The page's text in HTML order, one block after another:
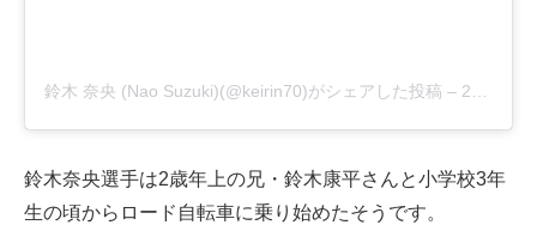
鈴木 奈央 (Nao Suzuki)(@keirin70)がシェアした投稿 – 2019年 7月月13日午後5時49分PDT
鈴木奈央選手は2歳年上の兄・鈴木康平さんと小学校3年
生の頃からロード自転車に乗り始めたそうです。